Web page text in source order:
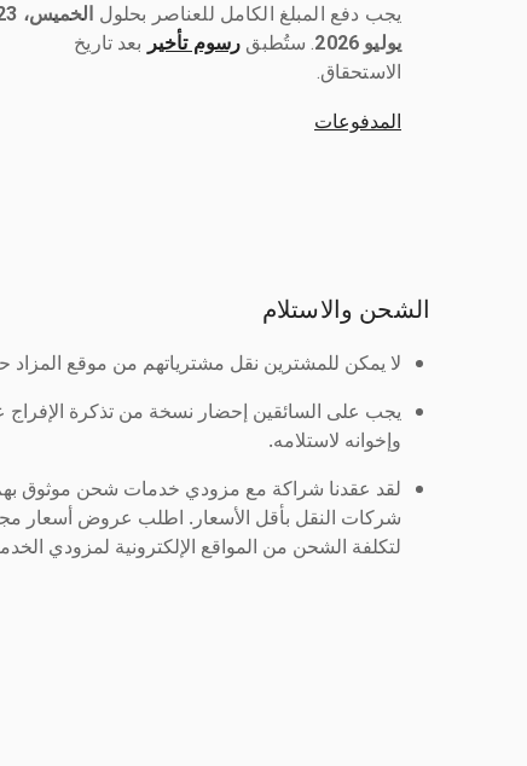
يجب دفع المبلغ الكامل للعناصر بحلول ‎
يوليو 2026
رسوم تأخير بعد تاريخ
الاستحقاق.
المدفوعات
الشحن والاستلام
لا يمكن للمشترين نقل مشترياتهم من موقع المزاد
يجب على السائقين إحضار نسخة من تذكرة
وإخوانه لاستلامه.
لقد عقدنا شراكة مع مزودي خدمات شحن موثوق
شركات النقل بأقل الأسعار. اطلب عروض أسعار
لتكلفة الشحن من المواقع الإلكترونية لمزودي